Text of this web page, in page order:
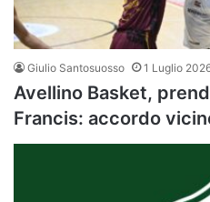
Giulio Santosuosso 1 Luglio
Avellino Basket,
Francis: accordo